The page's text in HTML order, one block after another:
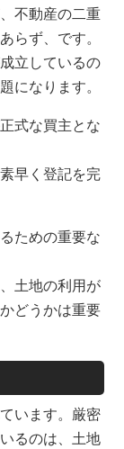
不動産の二重
らず、です。
立しているの
になります。
式な買主とな
早く登記を完
ための重要な
土地の利用が
どうかは重要
います。厳密
るのは、土地